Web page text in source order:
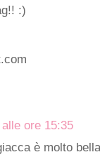
:)
ore 15:35
è molto